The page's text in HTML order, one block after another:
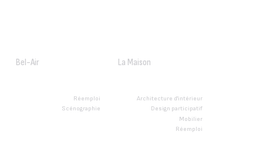
Bel-Air La Maison
Réemploi
Scénographie
Architecture d'intérieur
Design participatif
Mobilier
Réemploi